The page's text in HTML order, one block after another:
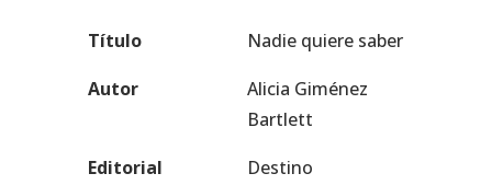
Título
Nadie quiere saber
Autor
Alicia Giménez
Bartlett
Editorial
Destino